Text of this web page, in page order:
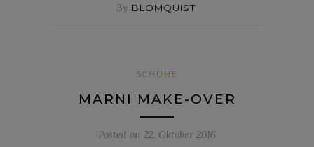
By BLOMQUIST
SCHUHE
MARNI MAKE-OVER
Posted on 22. Oktober 2016